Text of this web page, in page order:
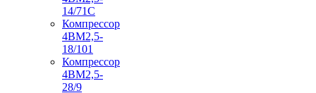
14/71C
Компрессор
4ВМ2,5-
18/101
Компрессор
4ВМ2,5-
28/9